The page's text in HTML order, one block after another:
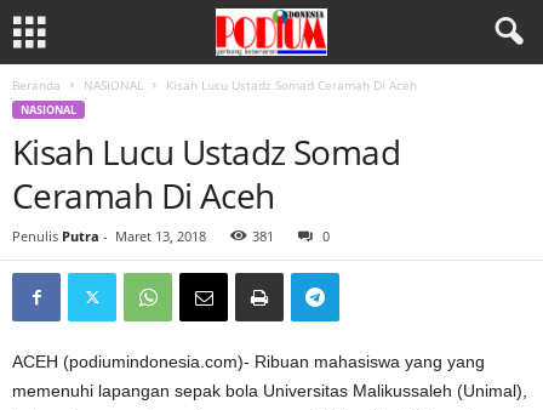
Beranda NASIONAL Kisah Lucu Ustadz Somad Ceramah Di Aceh
NASIONAL
Kisah Lucu Ustadz Somad
Ceramah Di Aceh
Penulis Putra - Maret 13, 2018 381 0
ACEH (podiumindonesia.com)- Ribuan mahasiswa yang yang
memenuhi lapangan sepak bola Universitas Malikussaleh (Unimal),